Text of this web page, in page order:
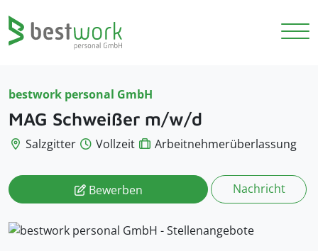
bestwork personal GmbH
MAG Schweißer m/w/d
Salzgitter Vollzeit Arbeitnehmerüberlassung
Bewerben Nachricht